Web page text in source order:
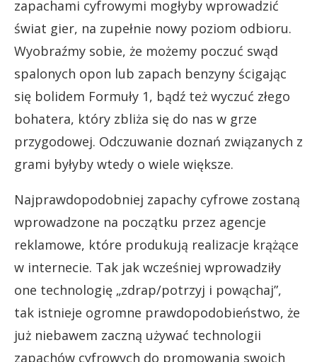
zapachami cyfrowymi mogłyby wprowadzić
świat gier, na zupełnie nowy poziom odbioru.
Wyobraźmy sobie, że możemy poczuć swąd
spalonych opon lub zapach benzyny ścigając
się bolidem Formuły 1, bądź też wyczuć złego
bohatera, który zbliża się do nas w grze
przygodowej. Odczuwanie doznań związanych z
grami byłyby wtedy o wiele większe.
Najprawdopodobniej zapachy cyfrowe zostaną
wprowadzone na początku przez agencje
reklamowe, które produkują realizacje krążące
w internecie. Tak jak wcześniej wprowadziły
one technologię „zdrap/potrzyj i powąchaj”,
tak istnieje ogromne prawdopodobieństwo, że
już niebawem zaczną używać technologii
zapachów cyfrowych do promowania swoich